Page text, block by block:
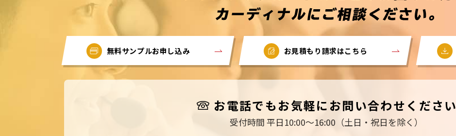
無料サンプルお申し込み お見積もり請求はこちら
お電話でもお気軽にお問い合わせください
受付時間 平日10:00～16:00 （土日・祝日を除く）